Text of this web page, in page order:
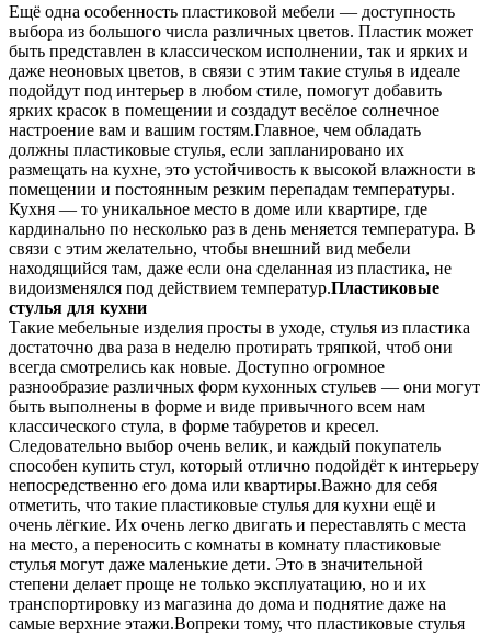
Ещё одна особенность пластиковой мебели — доступность
выбора из большого числа различных цветов. Пластик может
быть представлен в классическом исполнении, так и ярких и
даже неоновых цветов, в связи с этим такие стулья в идеале
подойдут под интерьер в любом стиле, помогут добавить
ярких красок в помещении и создадут весёлое солнечное
настроение вам и вашим гостям.Главное, чем обладать
должны пластиковые стулья, если запланировано их
размещать на кухне, это устойчивость к высокой влажности в
помещении и постоянным резким перепадам температуры.
Кухня — то уникальное место в доме или квартире, где
кардинально по несколько раз в день меняется температура. В
связи с этим желательно, чтобы внешний вид мебели
находящийся там, даже если она сделанная из пластика, не
видоизменялся под действием температур.Пластиковые
стулья для кухни
Такие мебельные изделия просты в уходе, стулья из пластика
достаточно два раза в неделю протирать тряпкой, чтоб они
всегда смотрелись как новые. Доступно огромное
разнообразие различных форм кухонных стульев — они могут
быть выполнены в форме и виде привычного всем нам
классического стула, в форме табуретов и кресел.
Следовательно выбор очень велик, и каждый покупатель
способен купить стул, который отлично подойдёт к интерьеру
непосредственно его дома или квартиры.Важно для себя
отметить, что такие пластиковые стулья для кухни ещё и
очень лёгкие. Их очень легко двигать и переставлять с места
на место, а переносить с комнаты в комнату пластиковые
стулья могут даже маленькие дети. Это в значительной
степени делает проще не только эксплуатацию, но и их
транспортировку из магазина до дома и поднятие даже на
самые верхние этажи.Вопреки тому, что пластиковые стулья